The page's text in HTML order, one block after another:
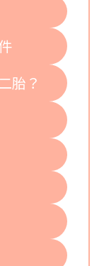
胎？